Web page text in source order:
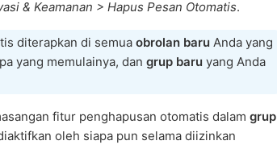
& Keamanan > Hapus Pesan Otomatis.
diterapkan di semua obrolan baru Anda yang
yang memulainya, dan grup baru yang Anda
fitur penghapusan otomatis dalam grup
oleh siapa pun selama diizinkan